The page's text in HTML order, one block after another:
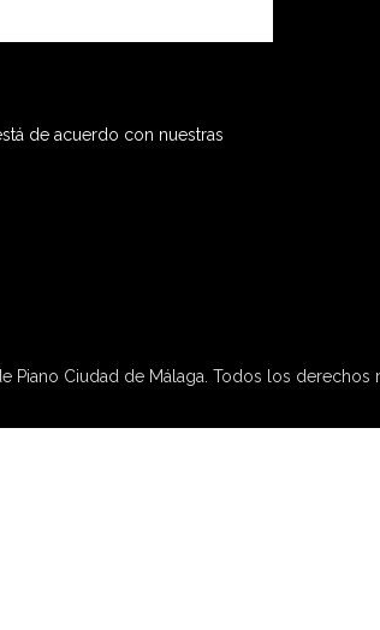
de acuerdo con nuestras
Ciudad de Málaga. Todos los derechos